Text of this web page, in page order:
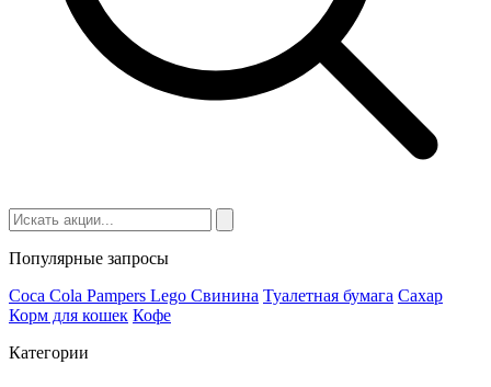
Популярные запросы
Coca Cola Pampers Lego Cвинина Туалетная бумага Сахар
Корм для кошек Кофе
Категории